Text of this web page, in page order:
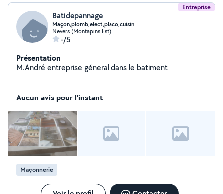
Entreprise
Batidepannage
Maçon,plomb,elect,placo,cuisin
Nevers (Montapins Est)
-/5
Présentation
M.André entreprise géneral dans le batiment
Aucun avis pour l'instant
Maçonnerie